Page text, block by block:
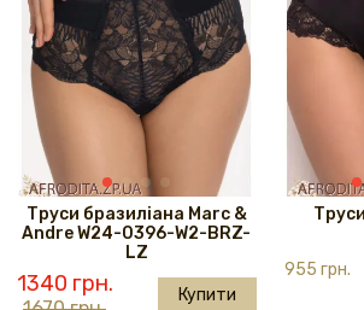
Труси бразиліана Marc &
Andre W24-0396-W2-BRZ-
LZ
1340 грн. Купити
955 грн.